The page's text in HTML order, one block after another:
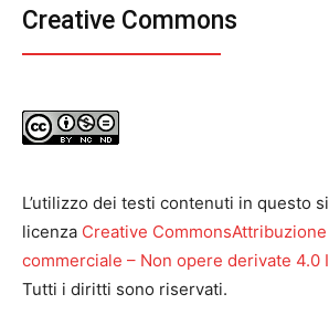
Creative Commons
L’utilizzo dei testi contenuti in questo
licenza Creative CommonsAttribuzione
commerciale – Non opere derivate 4.0
Tutti i diritti sono riservati.